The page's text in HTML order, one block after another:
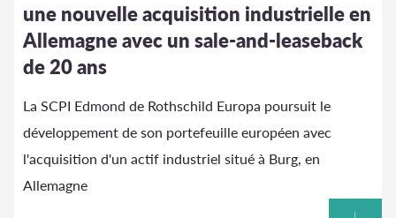
une nouvelle acquisition industrielle en
Allemagne avec un sale-and-leaseback
de 20 ans
La SCPI Edmond de Rothschild Europa poursuit le
développement de son portefeuille européen avec
l'acquisition d'un actif industriel situé à Burg, en
Allemagne